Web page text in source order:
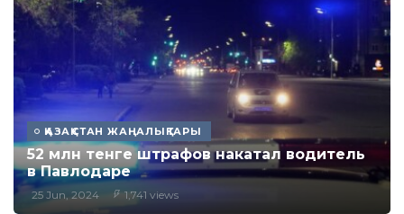
ҚАЗАҚСТАН ЖАҢАЛЫҚТАРЫ
52 млн тенге штрафов накатал водитель
в Павлодаре
25 Jun, 2024 1,741 views